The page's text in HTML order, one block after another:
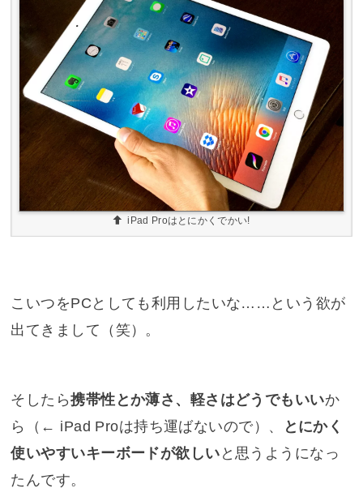
iPad Proはとにかくでかい!
こいつをPCとしても利用したいな……という欲が
出てきまして（笑）。
そしたら携帯性とか薄さ、軽さはどうでもいいか
ら（← iPad Proは持ち運ばないので）、
とにかく
使いやすいキーボードが欲しい と思うようになっ
たんです。